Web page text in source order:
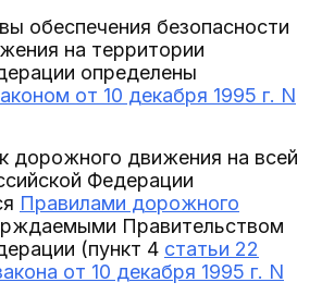
обеспечения безопасности
на территории
определены
от 10 декабря 1995 г. N
дорожного движения на всей
Федерации
Правилами дорожного
Правительством
(пункт 4 статьи 22
от 10 декабря 1995 г. N